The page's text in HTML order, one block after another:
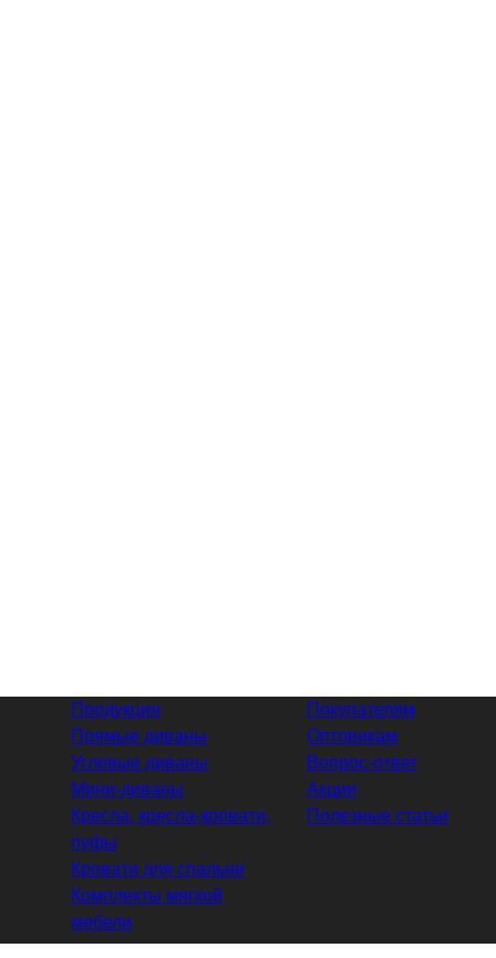
Продукция
Прямые диваны
Угловые диваны
Мини-диваны
Кресла, кресла-кровати,
пуфы
Кровати для спальни
Комплекты мягкой
мебели
Покупателям
Оптовикам
Вопрос-ответ
Акции
Полезные статьи